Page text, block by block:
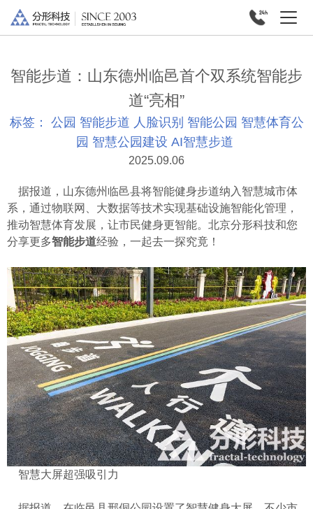
智能步道：山东德州临邑首个双系统智能步
道“亮相”
标签： 公园 智能步道 人脸识别 智能公园 智慧体育公
园 智慧公园建设 AI智慧步道
2025.09.06
据报道，山东德州临邑县将智能健身步道纳入智慧城市体
系，通过物联网、大数据等技术实现基础设施智能化管理，
推动智慧体育发展，让市民健身更智能。北京分形科技和您
分享更多智能步道经验，一起去一探究竟！
智慧大屏超强吸引力